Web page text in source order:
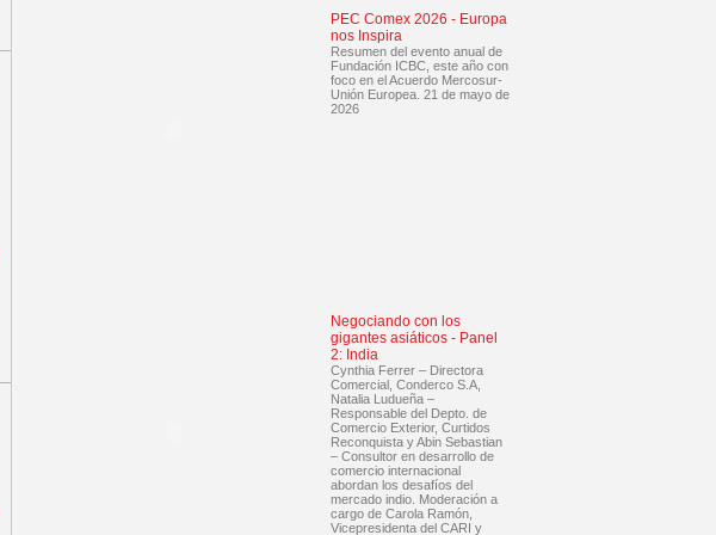
PEC Comex 2026 - Europa
nos Inspira
Resumen del evento anual de
Fundación ICBC, este año con
foco en el Acuerdo Mercosur-
Unión Europea. 21 de mayo de
2026
Negociando con los
gigantes asiáticos - Panel
2: India
Cynthia Ferrer – Directora
Comercial, Conderco S.A,
Natalia Ludueña –
Responsable del Depto. de
Comercio Exterior, Curtidos
Reconquista y Abin Sebastian
– Consultor en desarrollo de
comercio internacional
abordan los desafíos del
mercado indio. Moderación a
cargo de Carola Ramón,
Vicepresidenta del CARI y